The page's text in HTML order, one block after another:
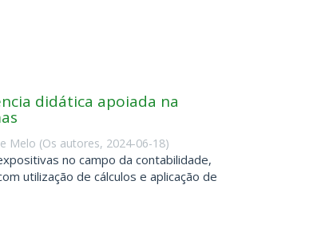
didática apoiada na
Melo (Os autores, 2024-06-18)
no campo da contabilidade,
utilização de cálculos e aplicação de